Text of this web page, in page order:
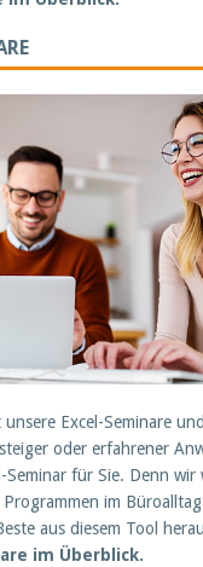
Excel-Seminare
oder erfahrener
Seminar für Sie. Denn
im
aus diesem Tool
im Überblick.